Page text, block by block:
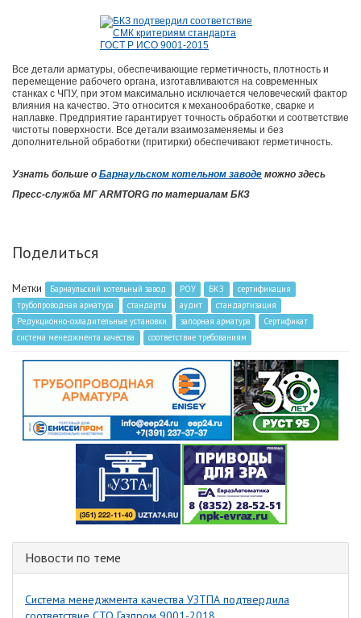
Все детали арматуры, обеспечивающие герметичность, плотность и
перемещение рабочего органа, изготавливаются на современных
станках с ЧПУ, при этом максимально исключается человеческий фактор
влияния на качество. Это относится к механообработке, сварке и
наплавке. Предприятие гарантирует точность обработки и соответствие
чистоты поверхности. Все детали взаимозаменяемы и без
дополнительной обработки (притирки) обеспечивают герметичность.
Узнать больше о Барнаульском котельном заводе можно здесь
Пресс-служба МГ ARMTORG по материалам БКЗ
Поделиться
Метки Барнаульский котельный завод РОУ БКЗ
сертификация
трубопроводная арматура
стандарты аудит
стандартизация
Редукционно-охладительные установки
запорная арматура
Сертификат
система менеджмента качества
соответствие требованиям
Новости по теме
Система менеджмента качества УЗТПА подтвердила